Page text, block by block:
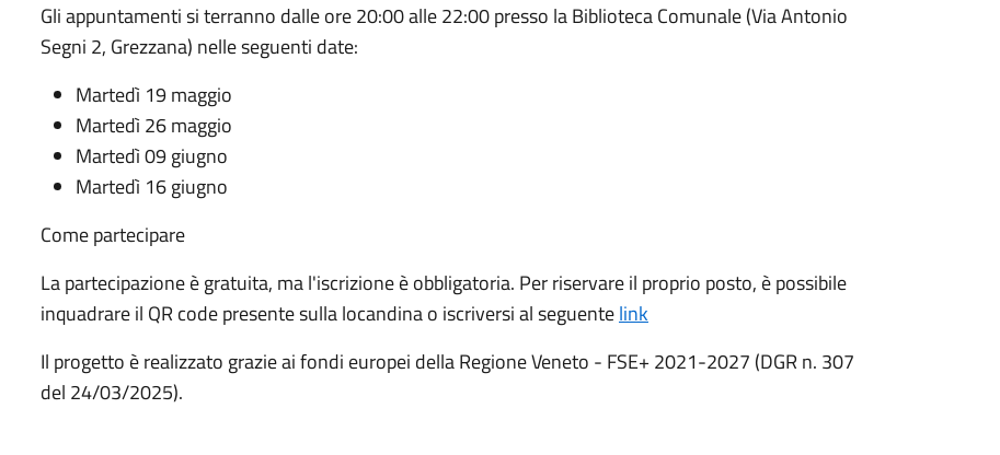
Gli appuntamenti si terranno dalle ore 20:00 alle 22:00 presso la Biblioteca Comunale (Via Antonio
Segni 2, Grezzana) nelle seguenti date:
Martedì 19 maggio
Martedì 26 maggio
Martedì 09 giugno
Martedì 16 giugno
Come partecipare
La partecipazione è gratuita, ma l'iscrizione è obbligatoria. Per riservare il proprio posto, è possibile
inquadrare il QR code presente sulla locandina o iscriversi al seguentelink
Il progetto è realizzato grazie ai fondi europei della Regione Veneto - FSE+ 2021-2027 (DGR n. 307
del 24/03/2025).